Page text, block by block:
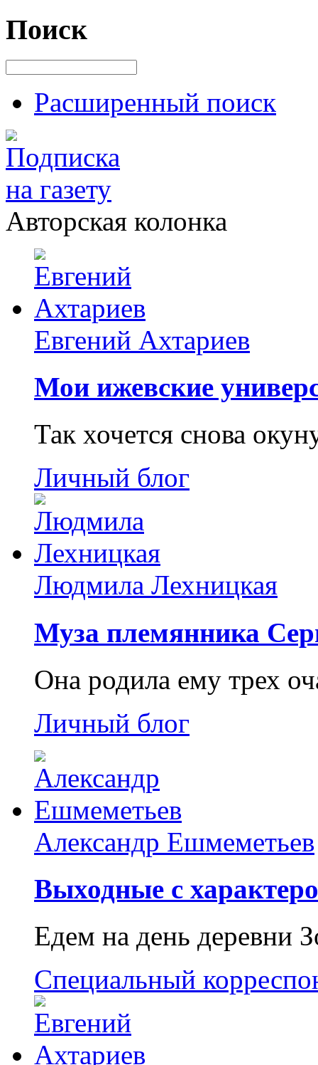
Поиск
Расширенный поиск
Авторская колонка
Евгений Ахтариев
Мои ижевские
Так хочется снова
Личный блог
Людмила Лехницкая
Муза племянника
Она родила ему трех
Личный блог
Александр Ешмеметьев
Выходные с
Едем на день деревни
Специальный